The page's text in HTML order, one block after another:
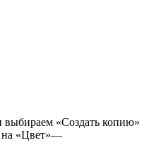
«Создать копию»
на «Цвет»—